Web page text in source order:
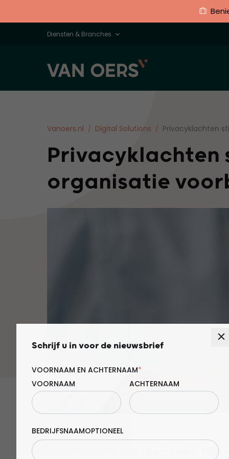
Diensten & Branches
Vanoers.nl Digital Solutions Privacyklachten
Privacyklachten
organisatie
Wesley Riool
Schrijf u in voor de nieuwsbrief
VOORNAAM EN ACHTERNAAM*
VOORNAAM
ACHTERNAAM
BEDRIJFSNAAM